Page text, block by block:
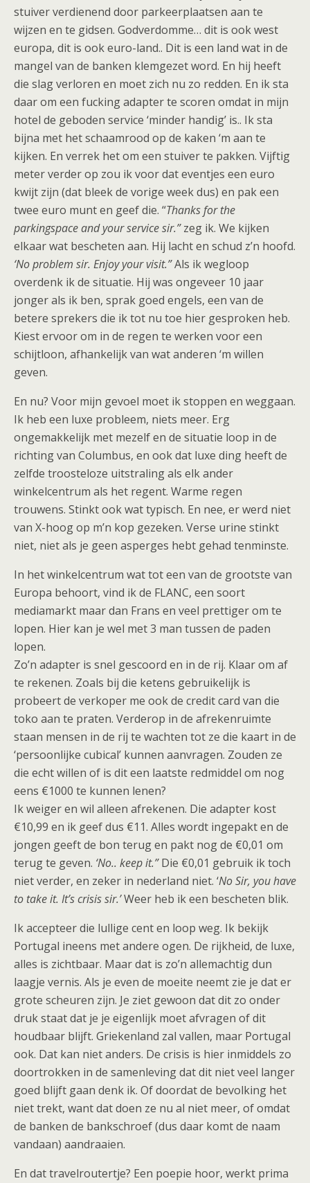
stuiver verdienend door parkeerplaatsen aan te
wijzen en te gidsen. Godverdomme… dit is ook west
europa, dit is ook euro-land.. Dit is een land wat in de
mangel van de banken klemgezet word. En hij heeft
die slag verloren en moet zich nu zo redden. En ik sta
daar om een fucking adapter te scoren omdat in mijn
hotel de geboden service ‘minder handig’ is.. Ik sta
bijna met het schaamrood op de kaken ‘m aan te
kijken. En verrek het om een stuiver te pakken. Vijftig
meter verder op zou ik voor dat eventjes een euro
kwijt zijn (dat bleek de vorige week dus) en pak een
twee euro munt en geef die. “Thanks for the
parkingspace and your service sir.”zeg ik. We kijken
elkaar wat bescheten aan. Hij lacht en schud z’n hoofd.
‘No problem sir. Enjoy your visit.”Als ik wegloop
overdenk ik de situatie. Hij was ongeveer 10 jaar
jonger als ik ben, sprak goed engels, een van de
betere sprekers die ik tot nu toe hier gesproken heb.
Kiest ervoor om in de regen te werken voor een
schijtloon, afhankelijk van wat anderen ‘m willen
geven.
En nu? Voor mijn gevoel moet ik stoppen en weggaan.
Ik heb een luxe probleem, niets meer. Erg
ongemakkelijk met mezelf en de situatie loop in de
richting van Columbus, en ook dat luxe ding heeft de
zelfde troosteloze uitstraling als elk ander
winkelcentrum als het regent. Warme regen
trouwens. Stinkt ook wat typisch. En nee, er werd niet
van X-hoog op m’n kop gezeken. Verse urine stinkt
niet, niet als je geen asperges hebt gehad tenminste.
In het winkelcentrum wat tot een van de grootste van
Europa behoort, vind ik de FLANC, een soort
mediamarkt maar dan Frans en veel prettiger om te
lopen. Hier kan je wel met 3 man tussen de paden
lopen.
Zo’n adapter is snel gescoord en in de rij. Klaar om af
te rekenen. Zoals bij die ketens gebruikelijk is
probeert de verkoper me ook de credit card van die
toko aan te praten. Verderop in de afrekenruimte
staan mensen in de rij te wachten tot ze die kaart in de
‘persoonlijke cubical’ kunnen aanvragen. Zouden ze
die echt willen of is dit een laatste redmiddel om nog
eens €1000 te kunnen lenen?
Ik weiger en wil alleen afrekenen. Die adapter kost
€10,99 en ik geef dus €11. Alles wordt ingepakt en de
jongen geeft de bon terug en pakt nog de €0,01 om
terug te geven. ‘No.. keep it.”Die €0,01 gebruik ik toch
niet verder, en zeker in nederland niet. ‘No Sir, you have
to take it. It’s crisis sir.’Weer heb ik een bescheten blik.
Ik accepteer die lullige cent en loop weg. Ik bekijk
Portugal ineens met andere ogen. De rijkheid, de luxe,
alles is zichtbaar. Maar dat is zo’n allemachtig dun
laagje vernis. Als je even de moeite neemt zie je dat er
grote scheuren zijn. Je ziet gewoon dat dit zo onder
druk staat dat je je eigenlijk moet afvragen of dit
houdbaar blijft. Griekenland zal vallen, maar Portugal
ook. Dat kan niet anders. De crisis is hier inmiddels zo
doortrokken in de samenleving dat dit niet veel langer
goed blijft gaan denk ik. Of doordat de bevolking het
niet trekt, want dat doen ze nu al niet meer, of omdat
de banken de bankschroef (dus daar komt de naam
vandaan) aandraaien.
En dat travelroutertje? Een poepie hoor, werkt prima